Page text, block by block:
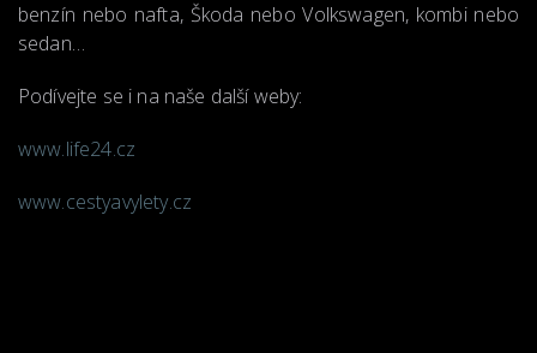
benzín nebo nafta, Škoda nebo Volkswagen, kombi nebo
sedan…
Podívejte se i na naše další weby:
www.life24.cz
www.cestyavylety.cz